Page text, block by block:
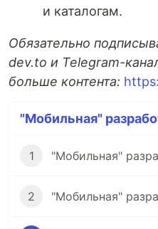
и каталогам.
Обязательно
dev.to и Telegram-
больше контента:
"Мобильная"
1 "Мобильная"
2